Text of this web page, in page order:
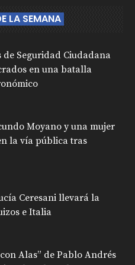
LA SEMANA
de Seguridad Ciudadana
en una batalla
Moyano y una mujer
la vía pública tras
Ceresani llevará la
e Italia
Alas” de Pablo Andrés